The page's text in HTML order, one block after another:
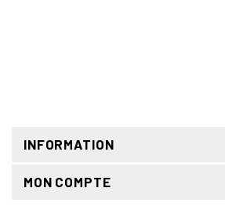
INFORMATION
MON COMPTE